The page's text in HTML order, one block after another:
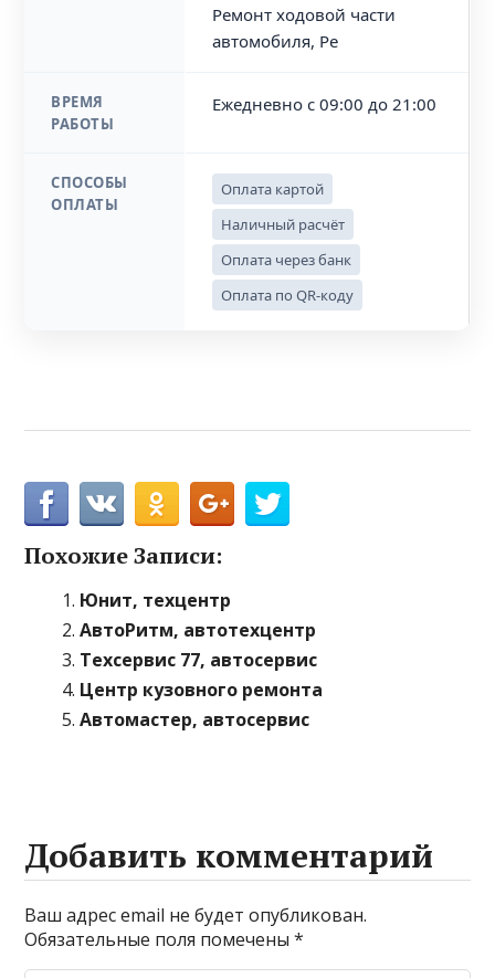
Ремонт ходовой части
автомобиля, Ре
ВРЕМЯ
РАБОТЫ
Ежедневно с 09:00 до 21:00
СПОСОБЫ
ОПЛАТЫ
Оплата картой
Наличный расчёт
Оплата через банк
Оплата по QR-коду
Похожие Записи:
Юнит, техцентр
АвтоРитм, автотехцентр
Техсервис 77, автосервис
Центр кузовного ремонта
Автомастер, автосервис
Добавить комментарий
Ваш адрес email не будет опубликован.
Обязательные поля помечены*